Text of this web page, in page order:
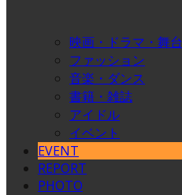
映画・ドラマ・舞台
ファッション
音楽・ダンス
書籍・雑誌
アイドル
イベント
EVENT
REPORT
PHOTO